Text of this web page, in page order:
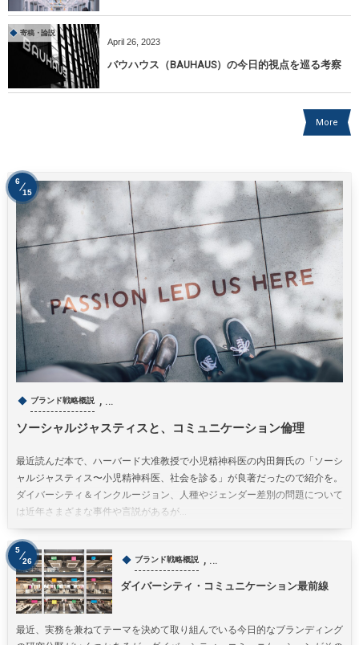
寄稿・論説
April 26, 2023
バウハウス（BAUHAUS）の今日的視点を巡る考察
More
ブランド戦略概説 , …
ソーシャルジャスティスと、コミュニケーション倫理
最近読んだ本で、ハーバード大准教授で小児精神科医の内田舞氏の「ソーシ
ャルジャスティス〜小児精神科医、社会を診る」が良著だったので紹介を。
ダイバーシティ＆インクルージョン、人種やジェンダー差別の問題について
は近年さまざまな事件や言説があるが...
6
15
ブランド戦略概説 , …
ダイバーシティ・コミュニケーション最前線
最近、実務を兼ねてテーマを決めて取り組んでいる今日的なブランディング
5
26